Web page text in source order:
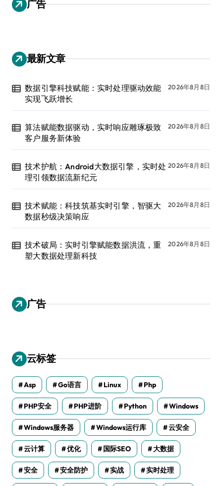
广告
最新文章
数据引擎科技赋能：实时处理驱动效能
实现飞跃增长
2026年8月8日
算法赋能数据驱动，实时响应雕琢极致
客户服务新体验
2026年8月8日
技术护航：Android大数据引擎，实时处
理引领数据流新纪元
2026年8月8日
技术赋能：科技筑基实时引擎，智驱大
数据秒级决策响应
2026年8月8日
技术破局：实时引擎赋能数据洪流，重
塑大数据处理新科技
2026年8月8日
广告
云标签
Asp Go语言 Linux Php
PHP安全 PHP进阶 Python Windows
Windows服务器 Windows运行库 云安全
云计算 优化 国际SEO 大数据
安全 安全防护 实战 实时处理